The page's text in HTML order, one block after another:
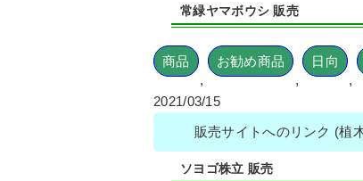
常緑ヤマボウシ 販売
商品
,
お勧め商品
,
日向
,
2021/03/15
販売サイトへのリンク (植
ソヨゴ株立 販売